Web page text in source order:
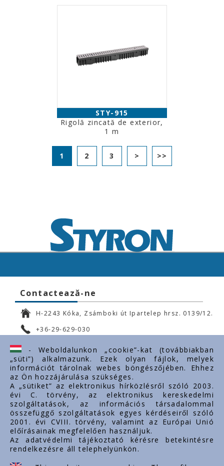
STY-915
Rigolă zincată de exterior,
1 m
1 2 3 > >>
Contactează-ne
H-2243 Kóka, Zsámboki út Ipartelep hrsz. 0139/12.
+36-29-629-030
ertekesites@styron.hu
export@styron.hu
www.styron.hu
Linkuri importante
Despre noi
Documente
Contact
- Weboldalunkon „cookie”-kat (továbbiakban
„süti”) alkalmazunk. Ezek olyan fájlok, melyek
információt tárolnak webes böngészőjében. Ehhez
az Ön hozzájárulása szükséges.
A „sütiket” az elektronikus hírközlésről szóló 2003.
évi C. törvény, az elektronikus kereskedelmi
szolgáltatások, az információs társadalommal
összefüggő szolgáltatások egyes kérdéseiről szóló
2001. évi CVIII. törvény, valamint az Európai Unió
előírásainak megfelelően használjuk.
Az adatvédelmi tájékoztató kérésre betekintésre
rendelkezésre áll telephelyünkön.